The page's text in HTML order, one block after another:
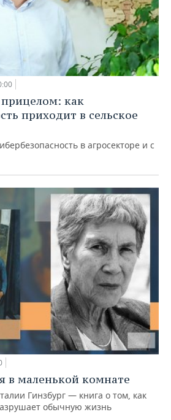
как
приходит в сельское
в агросекторе и с
в маленькой комнате
Гинзбург — книга о том, как
обычную жизнь